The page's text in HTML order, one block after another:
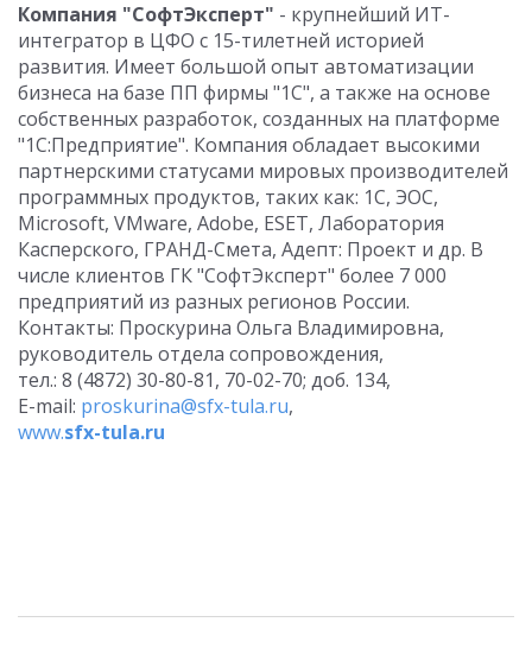
Компания "СофтЭксперт" - крупнейший ИТ-
интегратор в ЦФО с 15-тилетней историей
развития. Имеет большой опыт автоматизации
бизнеса на базе ПП фирмы "1С", а также на основе
собственных разработок, созданных на платформе
"1С:Предприятие". Компания обладает высокими
партнерскими статусами мировых производителей
программных продуктов, таких как: 1C, ЭОС,
Microsoft, VMware, Adobe, ESET, Лаборатория
Касперского, ГРАНД-Смета, Адепт: Проект и др. В
числе клиентов ГК "СофтЭксперт" более 7 000
предприятий из разных регионов России.
Контакты: Проскурина Ольга Владимировна,
руководитель отдела сопровождения,
тел.: 8 (4872) 30-80-81, 70-02-70; доб. 134,
E-mail: proskurina@sfx-tula.ru,
www.sfx-tula.ru